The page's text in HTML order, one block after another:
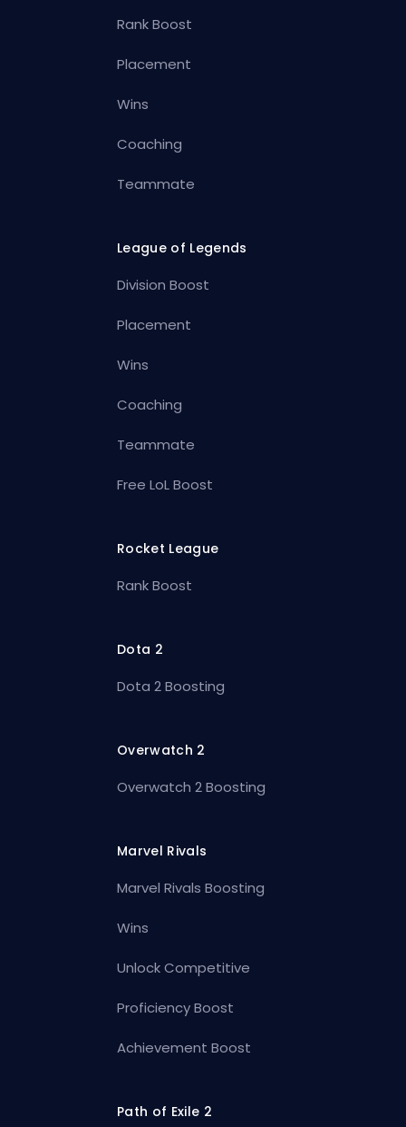
Rank Boost
Placement
Wins
Coaching
Teammate
League of Legends
Division Boost
Placement
Wins
Coaching
Teammate
Free LoL Boost
Rocket League
Rank Boost
Dota 2
Dota 2 Boosting
Overwatch 2
Overwatch 2 Boosting
Marvel Rivals
Marvel Rivals Boosting
Wins
Unlock Competitive
Proficiency Boost
Achievement Boost
Path of Exile 2